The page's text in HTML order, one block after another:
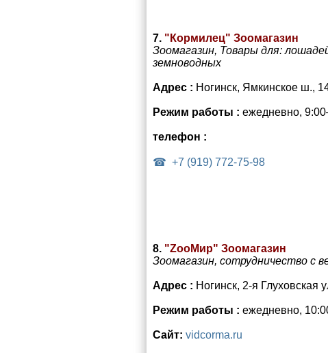
7. "Кормилец" Зоомагазин
Зоомагазин, Товары для:
земноводных
Адрес : Ногинск, Ямкинское ш.,
Режим работы : ежедневно,
телефон :
+7 (919) 772‑75-98
8. "ZooМир" Зоомагазин
Зоомагазин, сотрудничество с
Адрес : Ногинск, 2-я Глуховская
Режим работы : ежедневно,
Сайт: vidcorma.ru